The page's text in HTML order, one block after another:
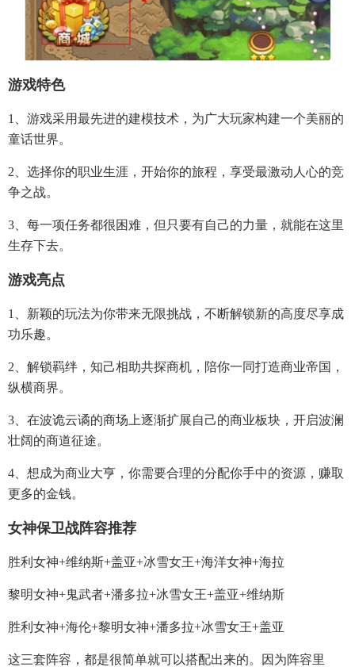
游戏特色
1、游戏采用最先进的建模技术，为广大玩家构建一个美丽的
童话世界。
2、选择你的职业生涯，开始你的旅程，享受最激动人心的竞
争之战。
3、每一项任务都很困难，但只要有自己的力量，就能在这里
生存下去。
游戏亮点
1、新颖的玩法为你带来无限挑战，不断解锁新的高度尽享成
功乐趣。
2、解锁羁绊，知己相助共探商机，陪你一同打造商业帝国，
纵横商界。
3、在波诡云谲的商场上逐渐扩展自己的商业板块，开启波澜
壮阔的商道征途。
4、想成为商业大亨，你需要合理的分配你手中的资源，赚取
更多的金钱。
女神保卫战阵容推荐
胜利女神+维纳斯+盖亚+冰雪女王+海洋女神+海拉
黎明女神+鬼武者+潘多拉+冰雪女王+盖亚+维纳斯
胜利女神+海伦+黎明女神+潘多拉+冰雪女王+盖亚
这三套阵容，都是很简单就可以搭配出来的。因为阵容里